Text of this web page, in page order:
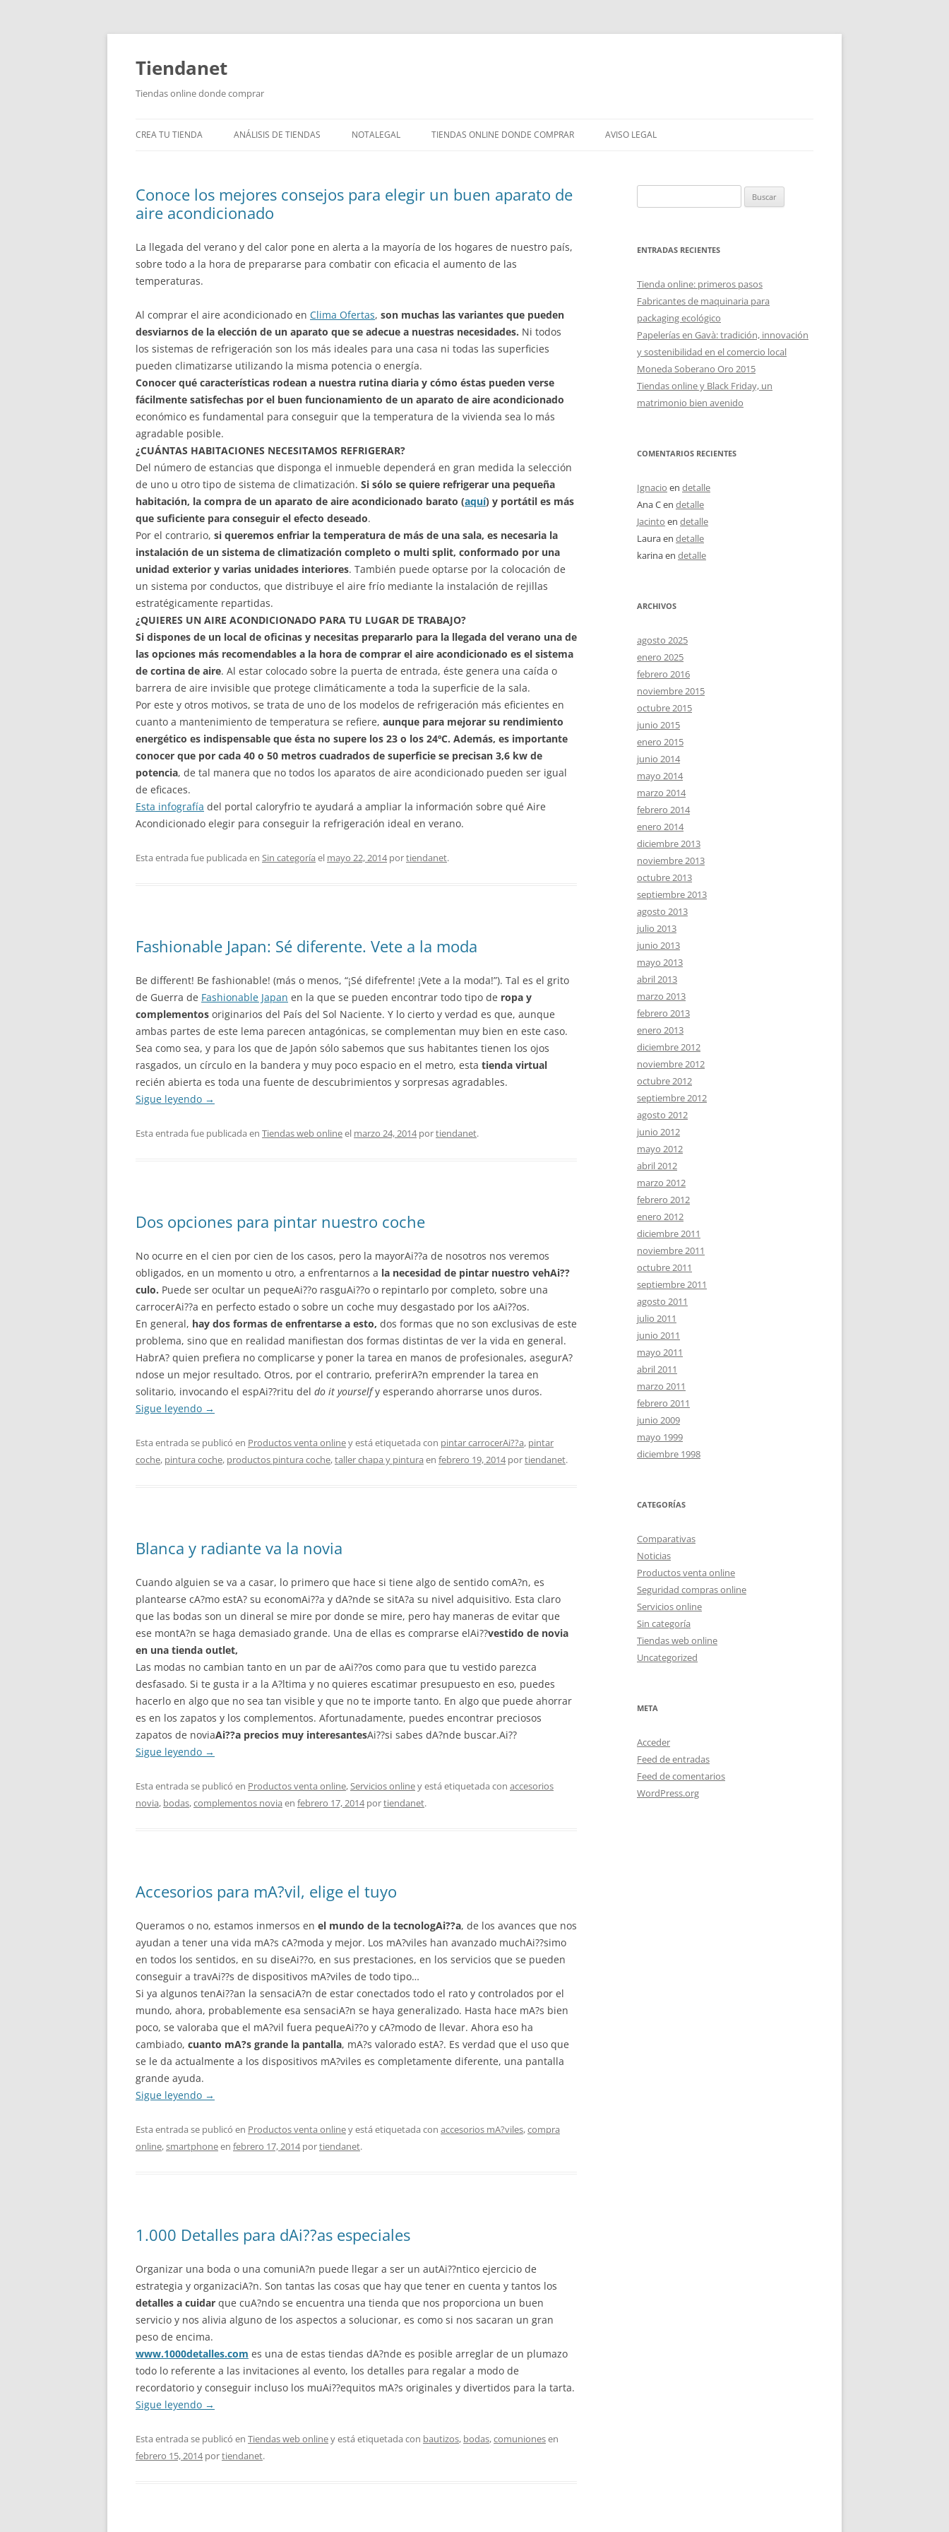
Saltar
contenido
Tiendanet
Tiendas online donde comprar
CREA TU TIENDA ANÁLISIS DE TIENDAS NOTALEGAL TIENDAS ONLINE DONDE COMPRAR AVISO LEGAL
Conoce los mejores consejos para elegir un buen aparato de
aire acondicionado
La llegada del verano y del calor pone en alerta a la mayoría de los hogares de nuestro país,
sobre todo a la hora de prepararse para combatir con eficacia el aumento de las
temperaturas.
Al comprar el aire acondicionado en Clima Ofertas, son muchas las variantes que pueden
desviarnos de la elección de un aparato que se adecue a nuestras necesidades. Ni todos
los sistemas de refrigeración son los más ideales para una casa ni todas las superficies
pueden climatizarse utilizando la misma potencia o energía.
Conocer qué características rodean a nuestra rutina diaria y cómo éstas pueden verse
fácilmente satisfechas por el buen funcionamiento de un aparato de aire acondicionado
económico es fundamental para conseguir que la temperatura de la vivienda sea lo más
agradable posible.
¿CUÁNTAS HABITACIONES NECESITAMOS REFRIGERAR?
Del número de estancias que disponga el inmueble dependerá en gran medida la selección
de uno u otro tipo de sistema de climatización. Si sólo se quiere refrigerar una pequeña
habitación, la compra de un aparato de aire acondicionado barato (aquí) y portátil es más
que suficiente para conseguir el efecto deseado.
Por el contrario, si queremos enfriar la temperatura de más de una sala, es necesaria la
instalación de un sistema de climatización completo o multi split, conformado por una
unidad exterior y varias unidades interiores. También puede optarse por la colocación de
un sistema por conductos, que distribuye el aire frío mediante la instalación de rejillas
estratégicamente repartidas.
¿QUIERES UN AIRE ACONDICIONADO PARA TU LUGAR DE TRABAJO?
Si dispones de un local de oficinas y necesitas prepararlo para la llegada del verano una de
las opciones más recomendables a la hora de comprar el aire acondicionado es el sistema
de cortina de aire. Al estar colocado sobre la puerta de entrada, éste genera una caída o
barrera de aire invisible que protege climáticamente a toda la superficie de la sala.
Por este y otros motivos, se trata de uno de los modelos de refrigeración más eficientes en
cuanto a mantenimiento de temperatura se refiere, aunque para mejorar su rendimiento
energético es indispensable que ésta no supere los 23 o los 24ºC. Además, es importante
conocer que por cada 40 o 50 metros cuadrados de superficie se precisan 3,6 kw de
potencia, de tal manera que no todos los aparatos de aire acondicionado pueden ser igual
de eficaces.
Esta infografía del portal caloryfrio te ayudará a ampliar la información sobre qué Aire
Acondicionado elegir para conseguir la refrigeración ideal en verano.
Esta entrada fue publicada en Sin categoría el mayo 22, 2014portiendanet.
Fashionable Japan: Sé diferente. Vete a la moda
Be different! Be fashionable! (más o menos, “¡Sé difefrente! ¡Vete a la moda!”). Tal es el grito
de Guerra de Fashionable Japan en la que se pueden encontrar todo tipo de ropa y
complementos originarios del País del Sol Naciente. Y lo cierto y verdad es que, aunque
ambas partes de este lema parecen antagónicas, se complementan muy bien en este caso.
Sea como sea, y para los que de Japón sólo sabemos que sus habitantes tienen los ojos
rasgados, un círculo en la bandera y muy poco espacio en el metro, esta tienda virtual
recién abierta es toda una fuente de descubrimientos y sorpresas agradables.
Sigue leyendo →
Esta entrada fue publicada en Tiendas web onlineel marzo 24, 2014portiendanet.
Dos opciones para pintar nuestro coche
No ocurre en el cien por cien de los casos, pero la mayorAi??a de nosotros nos veremos
obligados, en un momento u otro, a enfrentarnos a la necesidad de pintar nuestro vehAi??
culo. Puede ser ocultar un pequeAi??o rasguAi??o o repintarlo por completo, sobre una
carrocerAi??a en perfecto estado o sobre un coche muy desgastado por los aAi??os.
En general, hay dos formas de enfrentarse a esto, dos formas que no son exclusivas de este
problema, sino que en realidad manifiestan dos formas distintas de ver la vida en general.
HabrA? quien prefiera no complicarse y poner la tarea en manos de profesionales, asegurA?
ndose un mejor resultado. Otros, por el contrario, preferirA?n emprender la tarea en
solitario, invocando el espAi??ritu del do it yourselfy esperando ahorrarse unos duros.
Sigue leyendo →
Esta entrada se publicó en Productos venta onliney está etiquetada con pintar carrocerAi??a, pintar
coche, pintura coche, productos pintura coche,taller chapa y pintura en febrero 19, 2014portiendanet.
Blanca y radiante va la novia
Cuando alguien se va a casar, lo primero que hace si tiene algo de sentido comA?n, es
plantearse cA?mo estA? su economAi??a y dA?nde se sitA?a su nivel adquisitivo. Esta claro
que las bodas son un dineral se mire por donde se mire, pero hay maneras de evitar que
ese montA?n se haga demasiado grande. Una de ellas es comprarse elAi??vestido de novia
en una tienda outlet,
Las modas no cambian tanto en un par de aAi??os como para que tu vestido parezca
desfasado. Si te gusta ir a la A?ltima y no quieres escatimar presupuesto en eso, puedes
hacerlo en algo que no sea tan visible y que no te importe tanto. En algo que puede ahorrar
es en los zapatos y los complementos. Afortunadamente, puedes encontrar preciosos
zapatos de noviaAi??a precios muy interesantesAi??si sabes dA?nde buscar.Ai??
Sigue leyendo →
Esta entrada se publicó en Productos venta online,Servicios onliney está etiquetada con accesorios
novia, bodas,complementos novia en febrero 17, 2014portiendanet.
Accesorios para mA?vil, elige el tuyo
Queramos o no, estamos inmersos en el mundo de la tecnologAi??a, de los avances que nos
ayudan a tener una vida mA?s cA?moda y mejor. Los mA?viles han avanzado muchAi??simo
en todos los sentidos, en su diseAi??o, en sus prestaciones, en los servicios que se pueden
conseguir a travAi??s de dispositivos mA?viles de todo tipo…
Si ya algunos tenAi??an la sensaciA?n de estar conectados todo el rato y controlados por el
mundo, ahora, probablemente esa sensaciA?n se haya generalizado. Hasta hace mA?s bien
poco, se valoraba que el mA?vil fuera pequeAi??o y cA?modo de llevar. Ahora eso ha
cambiado, cuanto mA?s grande la pantalla, mA?s valorado estA?. Es verdad que el uso que
se le da actualmente a los dispositivos mA?viles es completamente diferente, una pantalla
grande ayuda.
Sigue leyendo →
Esta entrada se publicó en Productos venta onliney está etiquetada con accesorios mA?viles,compra
online,smartphoneen febrero 17, 2014portiendanet.
1.000 Detalles para dAi??as especiales
Organizar una boda o una comuniA?n puede llegar a ser un autAi??ntico ejercicio de
estrategia y organizaciA?n. Son tantas las cosas que hay que tener en cuenta y tantos los
detalles a cuidar que cuA?ndo se encuentra una tienda que nos proporciona un buen
servicio y nos alivia alguno de los aspectos a solucionar, es como si nos sacaran un gran
peso de encima.
www.1000detalles.com es una de estas tiendas dA?nde es posible arreglar de un plumazo
todo lo referente a las invitaciones al evento, los detalles para regalar a modo de
recordatorio y conseguir incluso los muAi??equitos mA?s originales y divertidos para la tarta.
Sigue leyendo →
Esta entrada se publicó en Tiendas web onliney está etiquetada con bautizos, bodas,comunionesen
febrero 15, 2014portiendanet.
ENTRADAS RECIENTES
Tienda online: primeros pasos
Fabricantes de maquinaria para
packaging ecológico
Papelerías en Gavà: tradición, innovación
y sostenibilidad en el comercio local
Moneda Soberano Oro 2015
Tiendas online y Black Friday, un
matrimonio bien avenido
COMENTARIOS RECIENTES
Ignacio en detalle
Ana Cen detalle
Jacinto en detalle
Lauraen detalle
karinaen detalle
ARCHIVOS
agosto 2025
enero 2025
febrero 2016
noviembre 2015
octubre 2015
junio 2015
enero 2015
junio 2014
mayo 2014
marzo 2014
febrero 2014
enero 2014
diciembre 2013
noviembre 2013
octubre 2013
septiembre 2013
agosto 2013
julio 2013
junio 2013
mayo 2013
abril 2013
marzo 2013
febrero 2013
enero 2013
diciembre 2012
noviembre 2012
octubre 2012
septiembre 2012
agosto 2012
junio 2012
mayo 2012
abril 2012
marzo 2012
febrero 2012
enero 2012
diciembre 2011
noviembre 2011
octubre 2011
septiembre 2011
agosto 2011
julio 2011
junio 2011
mayo 2011
abril 2011
marzo 2011
febrero 2011
junio 2009
mayo 1999
diciembre 1998
CATEGORÍAS
Comparativas
Noticias
Productos venta online
Seguridad compras online
Servicios online
Sin categoría
Tiendas web online
Uncategorized
META
Acceder
Feed de entradas
Feed de comentarios
WordPress.org